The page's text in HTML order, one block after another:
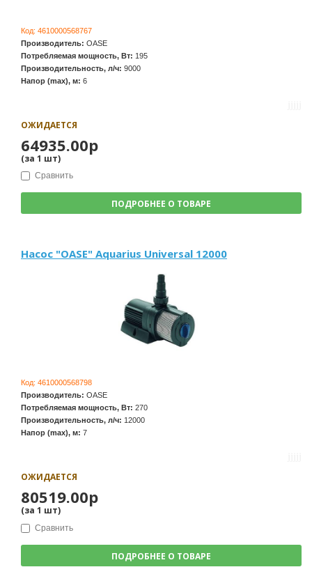
Код: 4610000568767
Производитель: OASE
Потребляемая мощность, Вт: 195
Производительность, л/ч: 9000
Напор (max), м: 6
ОЖИДАЕТСЯ
64935.00р
(за 1 шт)
Сравнить
ПОДРОБНЕЕ О ТОВАРЕ
Насос "OASE" Aquarius Universal 12000
Код: 4610000568798
Производитель: OASE
Потребляемая мощность, Вт: 270
Производительность, л/ч: 12000
Напор (max), м: 7
ОЖИДАЕТСЯ
80519.00р
(за 1 шт)
Сравнить
ПОДРОБНЕЕ О ТОВАРЕ